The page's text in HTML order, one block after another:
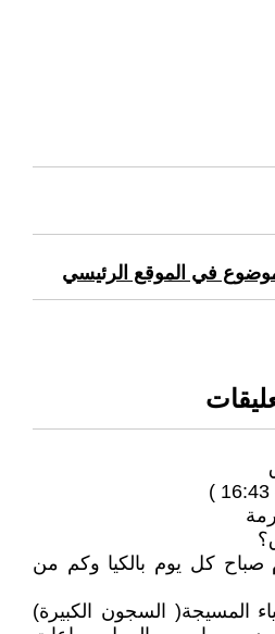
في الموقع الرئيسي
صباح كل يوم بالكيا وكم من
المسيجة( السجون الكبيرة)